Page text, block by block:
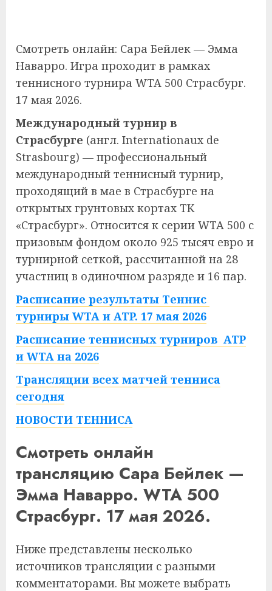
Смотреть онлайн: Сара Бейлек — Эмма
Наварро. Игра проходит в рамках
теннисного турнира WTA 500 Страсбург.
17 мая 2026.
Международный турнир в
Страсбурге (англ. Internationaux de
Strasbourg) — профессиональный
международный теннисный турнир,
проходящий в мае в Страсбурге на
открытых грунтовых кортах ТК
«Страсбург». Относится к серии WTA 500 с
призовым фондом около 925 тысяч евро и
турнирной сеткой, рассчитанной на 28
участниц в одиночном разряде и 16 пар.
Расписание результаты Теннис
турниры WTA и ATP. 17 мая 2026
Расписание теннисных турниров ATP
и WTA на 2026
Трансляции всех матчей тенниса
сегодня
НОВОСТИ ТЕННИСА
Смотреть онлайн
трансляцию Сара Бейлек —
Эмма Наварро. WTA 500
Страсбург. 17 мая 2026.
Ниже представлены несколько
источников трансляции с разными
комментаторами. Вы можете выбрать